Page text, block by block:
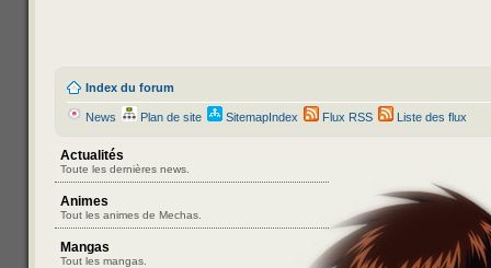
Index du forum
News Plan de site SitemapIndex Flux RSS Liste des flux
Actualités
Toute les dernières news.
Animes
Tout les animes de Mechas.
Mangas
Tout les mangas.